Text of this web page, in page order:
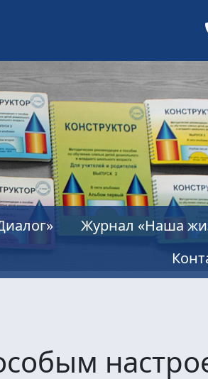
Журнал «Наша